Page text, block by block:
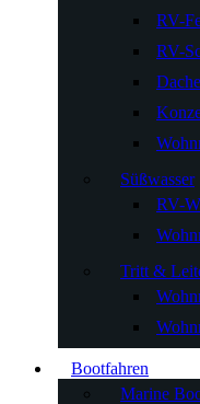
RV-
RV-
Süßwasser
RV-
Tritt &
Bootfahren
Marine